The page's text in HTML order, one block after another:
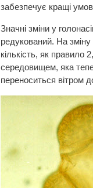
забезпечує кращі
Значні зміни у
редукований. На зміну
кількість, як правило
середовищем, яка
переноситься вітром